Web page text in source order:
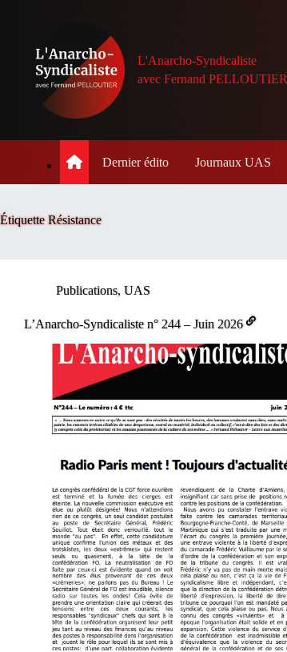
L'Anarcho-Syndicaliste
avec Fernand PELLOUTIER
Dernier édito Journaux UAS
ÉtiquetteRésistance
Publications, UAS
L’Anarcho-Syndicaliste n° 244 – Juin 2026